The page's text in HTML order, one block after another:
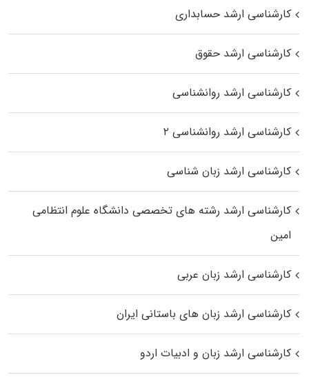
کارشناسی ارشد حسابداری
کارشناسی ارشد حقوق
کارشناسی ارشد روانشناسی
کارشناسی ارشد روانشناسی ۲
کارشناسی ارشد زبان شناسی
کارشناسی ارشد رﺷﺘﻪ ﻫﺎی تخصصی داﻧﺸﮕﺎه ﻋﻠﻮم انتظامی
اﻣﻴﻦ
کارشناسی ارشد زبان عربی
کارشناسی ارشد زبان‌ های باستانی ایران
کارشناسی ارشد زبان و ادبیات اردو